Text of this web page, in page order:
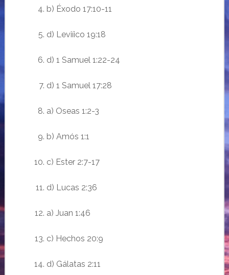
b) Éxodo 17:10-11
d) Leviíico 19:18
d) 1 Samuel 1:22-24
d) 1 Samuel 17:28
a) Oseas 1:2-3
b) Amós 1:1
c) Ester 2:7-17
d) Lucas 2:36
a) Juan 1:46
c) Hechos 20:9
d) Gálatas 2:11